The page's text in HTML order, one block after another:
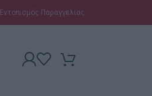
Εντοπισμός Παραγγελίας